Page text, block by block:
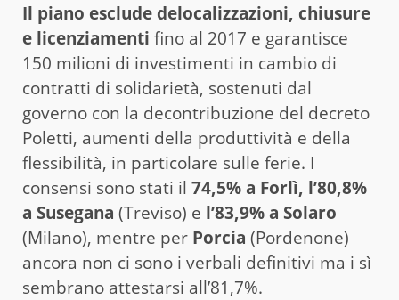
Il piano esclude delocalizzazioni, chiusure
e licenziamenti fino al 2017 e garantisce
150 milioni di investimenti in cambio di
contratti di solidarietà, sostenuti dal
governo con la decontribuzione del decreto
Poletti, aumenti della produttività e della
flessibilità, in particolare sulle ferie. I
consensi sono stati il 74,5% a Forlì, l’80,8%
a Susegana (Treviso) e l’83,9% a Solaro
(Milano), mentre per Porcia (Pordenone)
ancora non ci sono i verbali definitivi ma i sì
sembrano attestarsi all’81,7%.